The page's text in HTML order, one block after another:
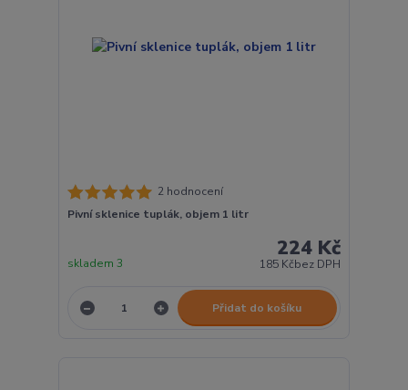
2 hodnocení
Pivní sklenice tuplák, objem 1 litr
224 Kč
185 Kčbez DPH
skladem 3
Přidat do košíku